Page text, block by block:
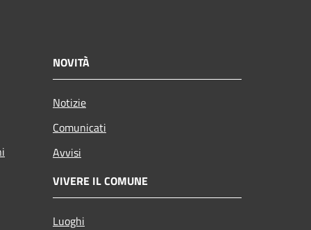
NOVITÀ
Notizie
Comunicati
Avvisi
VIVERE IL COMUNE
Luoghi